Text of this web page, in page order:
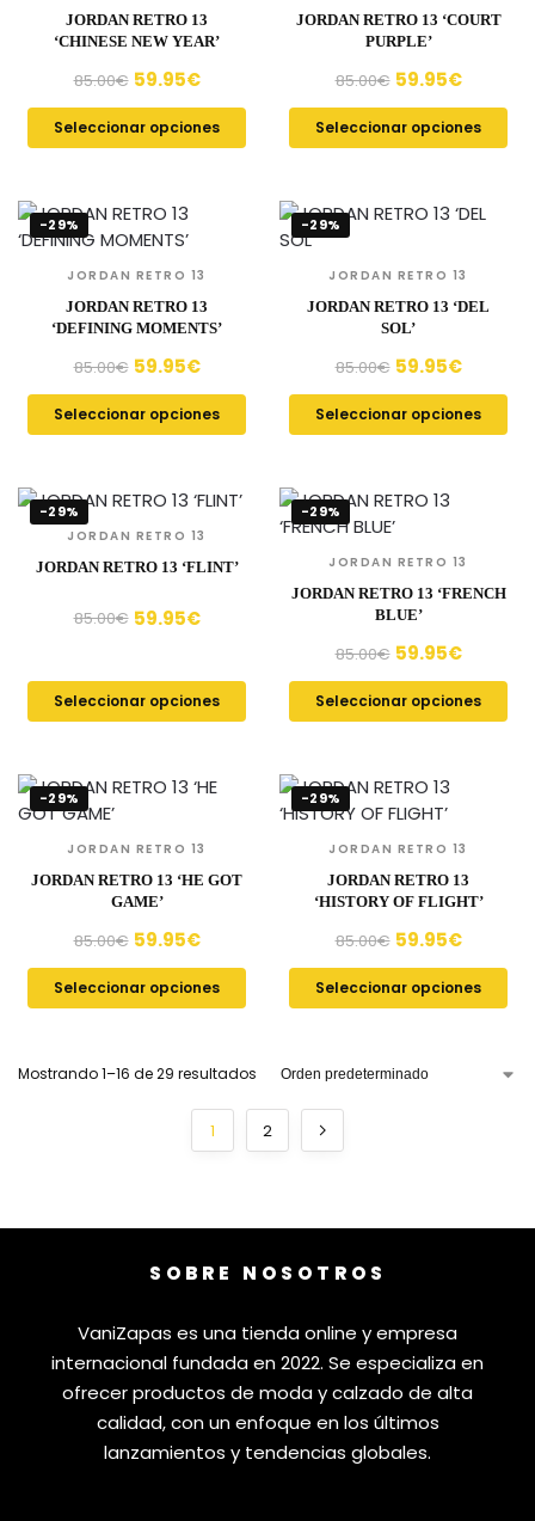
JORDAN RETRO 13
‘CHINESE NEW YEAR’
85.00€ 59.95€
Seleccionar opciones
JORDAN RETRO 13 ‘COURT
PURPLE’
85.00€ 59.95€
Seleccionar opciones
-29%
JORDAN RETRO 13
JORDAN RETRO 13
‘DEFINING MOMENTS’
85.00€ 59.95€
Seleccionar opciones
-29%
JORDAN RETRO 13
JORDAN RETRO 13 ‘DEL
SOL’
85.00€ 59.95€
Seleccionar opciones
-29%
JORDAN RETRO 13
JORDAN RETRO 13 ‘FLINT’
85.00€ 59.95€
Seleccionar opciones
-29%
JORDAN RETRO 13
JORDAN RETRO 13 ‘FRENCH
BLUE’
85.00€ 59.95€
Seleccionar opciones
-29%
JORDAN RETRO 13
JORDAN RETRO 13 ‘HE GOT
GAME’
85.00€ 59.95€
Seleccionar opciones
-29%
JORDAN RETRO 13
JORDAN RETRO 13
‘HISTORY OF FLIGHT’
85.00€ 59.95€
Seleccionar opciones
Mostrando 1–16 de 29 resultados
1 2
SOBRE NOSOTROS
VaniZapas es una tienda online y empresa
internacional fundada en 2022. Se especializa en
ofrecer productos de moda y calzado de alta
calidad, con un enfoque en los últimos
lanzamientos y tendencias globales.